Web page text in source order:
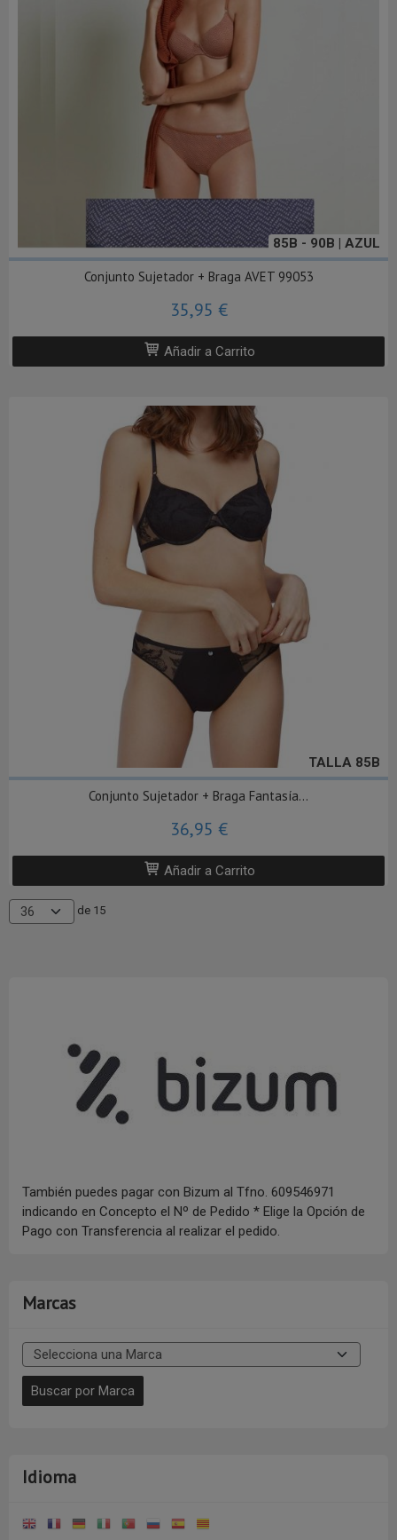
También puedes pagar con Bizum al Tfno. 609546971
indicando en Concepto el Nº de Pedido * Elige la Opción de
Pago con Transferencia al realizar el pedido.
Marcas
Idioma
85B - 90B | AZUL
Conjunto Sujetador + Braga AVET 99053
35,95 €
Añadir a Carrito
TALLA 85B
Conjunto Sujetador + Braga Fantasía...
36,95 €
Añadir a Carrito
de 15